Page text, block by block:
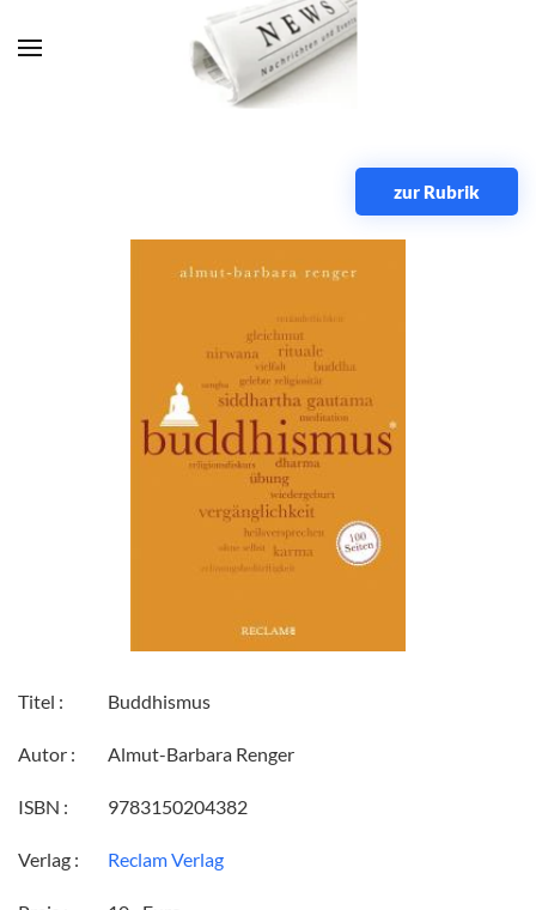
Zum Hauptinhalt springen
zur Rubrik
Titel : Buddhismus
Autor : Almut-Barbara Renger
ISBN : 9783150204382
Verlag : Reclam Verlag